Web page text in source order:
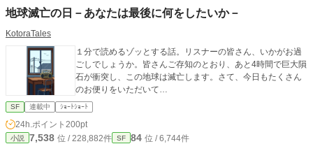
地球滅亡の日－あなたは最後に何をしたいか－
KotoraTales
１分で読めるゾッとする話。リスナーの皆さん、いかがお過
ごしでしょうか。皆さんご存知のとおり、あと4時間で巨大隕
石が衝突し、この地球は滅亡します。さて、今日もたくさん
のお便りをいただいて…
SF 連載中 ｼｮｰﾄｼｮｰﾄ
24h.ポイント 200pt
小説 7,538 位 / 228,882件 SF 84 位 / 6,744件